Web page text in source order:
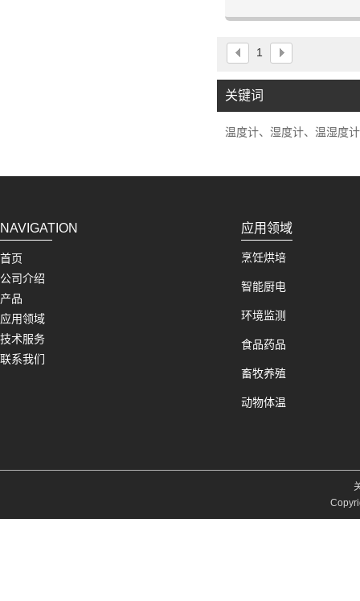
1
关键词
温度计、湿度计、温湿度计
NAVIGATION
首页
公司介绍
产品
应用领域
技术服务
联系我们
应用领域
烹饪烘培
智能厨电
环境监测
食品药品
畜牧养殖
动物体温